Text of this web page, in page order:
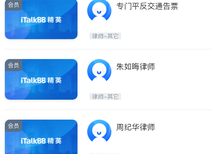
会员 专门平反交通告票
律师-其它
会员 朱如晦律师
律师-其它
会员 周纪华律师